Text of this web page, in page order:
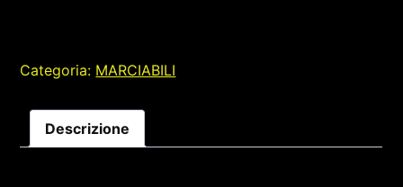
Categoria: MARCIABILI
Descrizione